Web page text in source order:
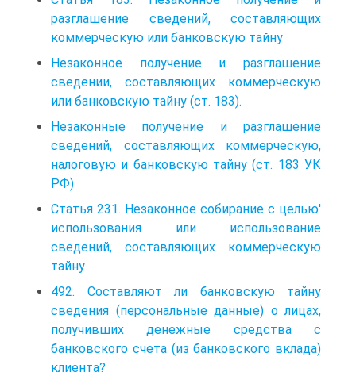
разглашение сведений, составляющих
коммерческую или банковскую тайну
Незаконное получение и разглашение
сведении, составляющих коммерческую
или банковскую тайну (ст. 183).
Незаконные получение и разглашение
сведений, составляющих коммерческую,
налоговую и банковскую тайну (ст. 183 УК
РФ)
Статья 231. Незаконное собирание с целью'
использования или использование
сведений, составляющих коммерческую
тайну
492. Составляют ли банковскую тайну
сведения (персональные данные) о лицах,
получивших денежные средства с
банковского счета (из банковского вклада)
клиента?